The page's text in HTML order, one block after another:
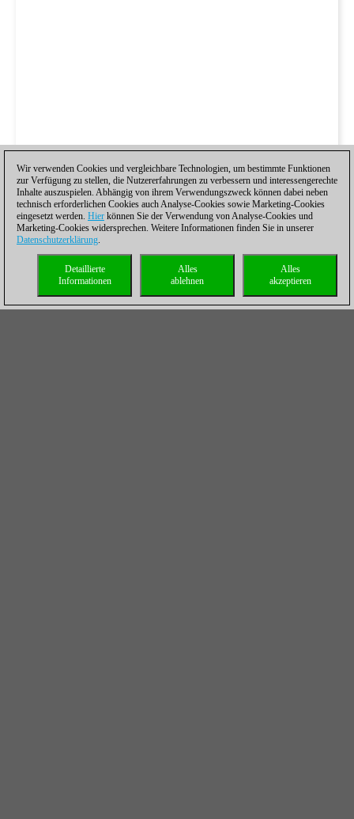
Wir verwenden Cookies und vergleichbare Technologien, um bestimmte Funktionen
zur Verfügung zu stellen, die Nutzererfahrungen zu verbessern und interessengerechte
Inhalte auszuspielen. Abhängig von ihrem Verwendungszweck können dabei neben
technisch erforderlichen Cookies auch Analyse-Cookies sowie Marketing-Cookies
eingesetzt werden. Hier können Sie der Verwendung von Analyse-Cookies und
Marketing-Cookies widersprechen. Weitere Informationen finden Sie in unserer
Datenschutzerklärung.
Alles
akzeptieren
Alles
ablehnen
Detaillierte
Informationen